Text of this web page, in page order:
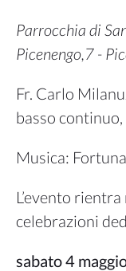
Parrocchia di
Picenengo,7 -
Fr. Carlo
basso
Musica:
L’evento
celebrazioni
sabato 4